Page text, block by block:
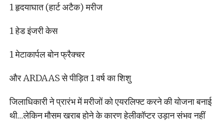
1 हृदयाघात (हार्ट अटैक) मरीज
1 हेड इंजरी केस
1 मेटाकार्पल बोन फ्रैक्चर
और ARDAAS से पीड़ित 1 वर्ष का शिशु
जिलाधिकारी ने प्रारंभ में मरीजों को एयरलिफ्ट करने की योजना बनाई
थी…लेकिन मौसम खराब होने के कारण हेलीकॉप्टर उड़ान संभव नहीं